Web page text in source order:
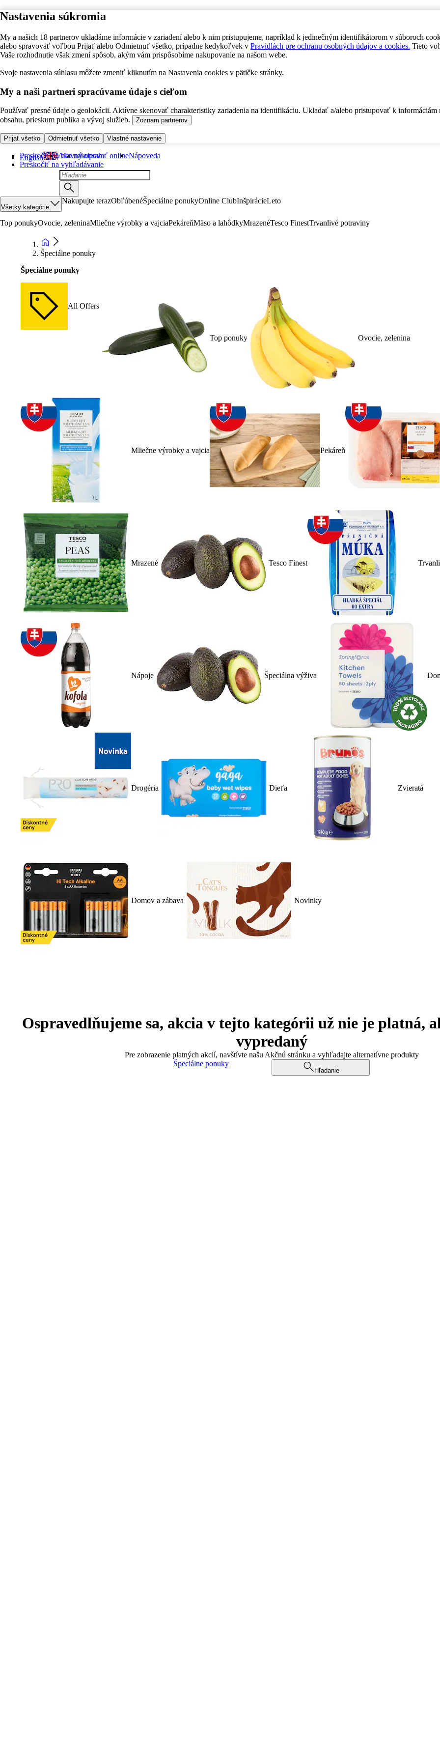
Nastavenia súkromia
My a našich 18 partnerov ukladáme informácie v zariadení alebo k nim pristupujeme, napríklad k jedinečným identifikátorom v súboroch
alebo spravovať voľbou Prijať alebo Odmietnuť všetko, prípadne kedykoľvek v Pravidlách pre ochranu osobných údajov a cookies. Tieto
Vaše rozhodnutie však zmení spôsob, akým vám prispôsobíme nakupovanie na našom webe.
Svoje nastavenia súhlasu môžete zmeniť kliknutím na Nastavenia cookies v pätičke stránky.
My a naši partneri spracúvame údaje s cieľom
Používať presné údaje o geolokácii. Aktívne skenovať charakteristiky zariadenia na identifikáciu. Ukladať a/alebo pristupovať k informáciám
obsahu, prieskum publika a vývoj služieb.
Zoznam partnerov
Prijať všetko Odmietnuť všetko Vlastné nastavenie
Preskočiť na hlavný obsah
Preskočiť na vyhľadávanie
English Ako nakupovať onlineNápoveda
Všetky kategórie
Nakupujte terazObľúbenéŠpeciálne ponukyOnline ClubInšpirácieLeto
Top ponukyOvocie, zeleninaMliečne výrobky a vajciaPekáreňMäso a lahôdkyMrazenéTesco FinestTrvanlivé potraviny
Špeciálne ponuky
Špeciálne ponuky
All Offers
Top ponuky Ovocie, zelenina
Mliečne výrobky a vajcia Pekáreň
Mrazené Tesco Finest
Nápoje Špeciálna výživa
Drogéria Dieťa Zvieratá
Domov a zábava Novinky
Ospravedlňujeme sa, akcia v tejto kategórii už nie je platná,
vypredaný
Pre zobrazenie platných akcií, navštívte našu Akčnú stránku a vyhľadajte alternatívne produkty
Špeciálne ponuky
Hľadanie